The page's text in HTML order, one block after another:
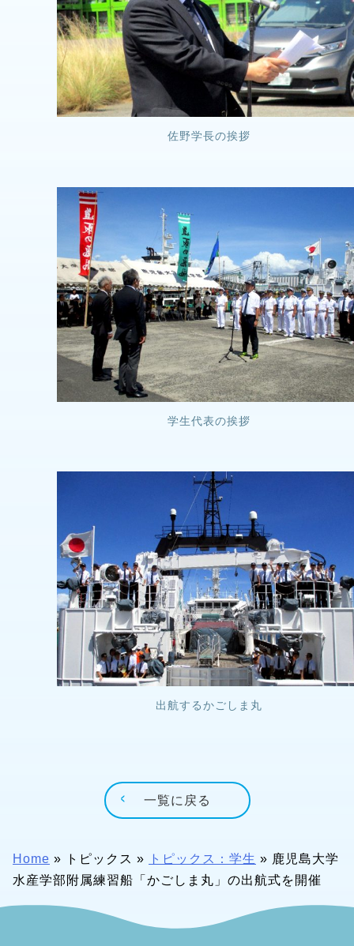
佐野学長の挨拶
学生代表の挨拶
出航するかごしま丸
一覧に戻る
Home » トピックス » トピックス：学生 » 鹿児島大学
水産学部附属練習船「かごしま丸」の出航式を開催